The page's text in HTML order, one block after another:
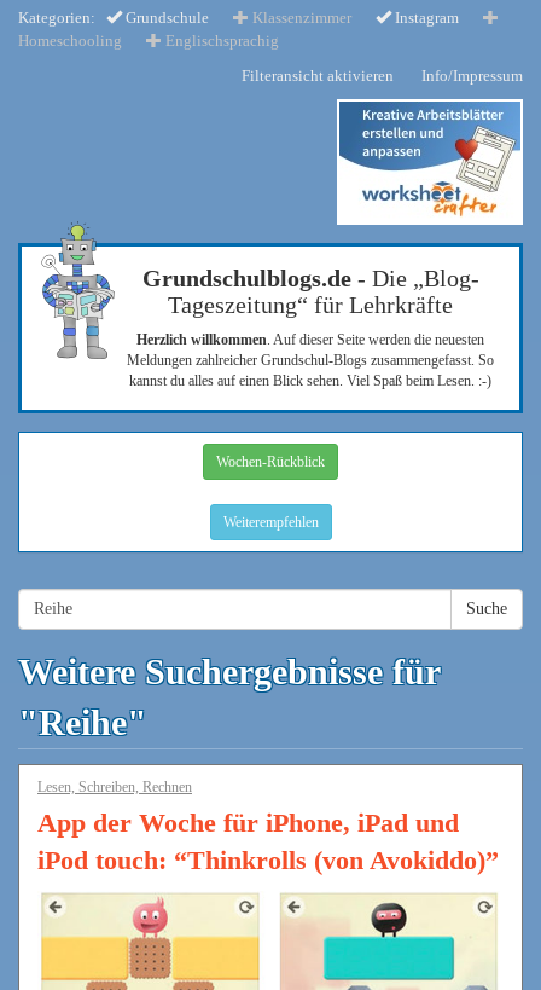
Kategorien: Grundschule Klassenzimmer
Instagram
Homeschooling
Englischsprachig
Filteransicht aktivieren
Info/Impressum
Grundschulblogs.de- Die „Blog-
Tageszeitung“ für Lehrkräfte
Herzlich willkommen. Auf dieser Seite werden die neuesten
Meldungen zahlreicher Grundschul-Blogs zusammengefasst. So
kannst du alles auf einen Blick sehen. Viel Spaß beim Lesen. :-)
Wochen-Rückblick
Weiterempfehlen
Suche
Weitere Suchergebnisse für
"Reihe"
Lesen, Schreiben, Rechnen
App der Woche für iPhone, iPad und
iPod touch: “Thinkrolls (von Avokiddo)”